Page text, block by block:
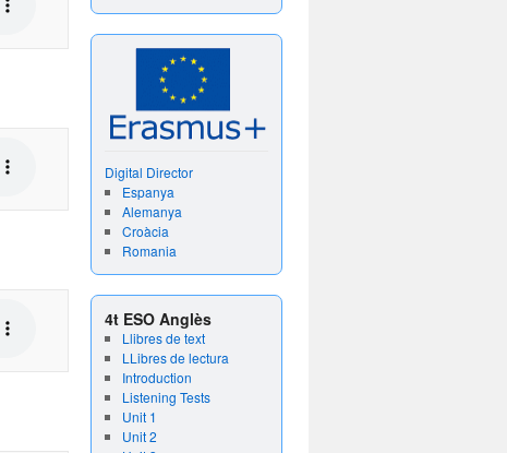
Digital Director
Espanya
Alemanya
Croàcia
Romania
4t ESO Anglès
Llibres de text
LLibres de lectura
Introduction
Listening Tests
Unit 1
Unit 2